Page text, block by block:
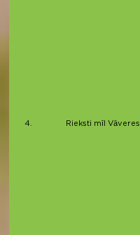
4. Rieksti mīl Vāveres